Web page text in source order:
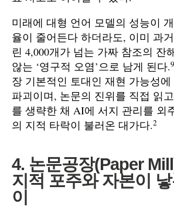
미래에 대형 언어 모델의 성능이
율이 줄어든다 하더라도, 이미 과
린 4,000개가 넘는 가짜 참조의 잔
않는 ‘영구적 오염’으로 남게 된다.9
장 기본적인 토대인 재현 가능성
파괴이며, 논문의 진위를 직접 읽
를 생략한 채 AI에 서지 관리를 외
의 지적 타락이 불러온 대가다.2
4. 논문공장(Paper
지적 포주와 자본이
이